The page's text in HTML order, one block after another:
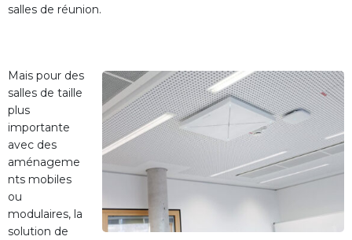
salles de réunion.
Mais pour des
salles de taille
plus
importante
avec des
aménageme
nts mobiles
ou
modulaires, la
solution de